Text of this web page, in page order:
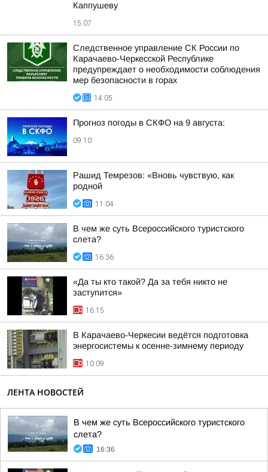
Каппушеву
15:07
Следственное управление СК России по
Карачаево-Черкесской Республике
предупреждает о необходимости соблюдения
мер безопасности в горах
14:05
Прогноз погоды в СКФО на 9 августа:
09:10
Рашид Темрезов: «Вновь чувствую, как
родной
11:04
В чем же суть Всероссийского туристского
слета?
16:36
«Да ты кто такой? Да за тебя никто не
заступится»
16:15
В Карачаево-Черкесии ведётся подготовка
энергосистемы к осенне-зимнему периоду
10:09
ЛЕНТА НОВОСТЕЙ
В чем же суть Всероссийского туристского
слета?
16:36